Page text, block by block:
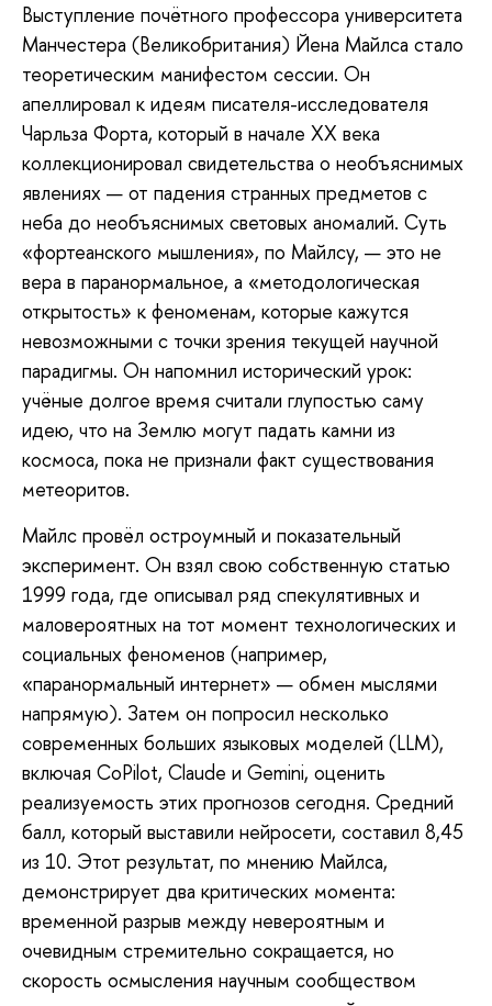
Выступление почётного профессора университета
Манчестера (Великобритания) Йена Майлса стало
теоретическим манифестом сессии. Он
апеллировал к идеям писателя-исследователя
Чарльза Форта, который в начале XX века
коллекционировал свидетельства о необъяснимых
явлениях — от падения странных предметов с
неба до необъяснимых световых аномалий. Суть
«фортеанского мышления», по Майлсу, — это не
вера в паранормальное, а «методологическая
открытость» к феноменам, которые кажутся
невозможными с точки зрения текущей научной
парадигмы. Он напомнил исторический урок:
учёные долгое время считали глупостью саму
идею, что на Землю могут падать камни из
космоса, пока не признали факт существования
метеоритов.
Майлс провёл остроумный и показательный
эксперимент. Он взял свою собственную статью
1999 года, где описывал ряд спекулятивных и
маловероятных на тот момент технологических и
социальных феноменов (например,
«паранормальный интернет» — обмен мыслями
напрямую). Затем он попросил несколько
современных больших языковых моделей (LLM),
включая CoPilot, Claude и Gemini, оценить
реализуемость этих прогнозов сегодня. Средний
балл, который выставили нейросети, составил 8,45
из 10. Этот результат, по мнению Майлса,
демонстрирует два критических момента:
временной разрыв между невероятным и
очевидным стремительно сокращается, но
скорость осмысления научным сообществом